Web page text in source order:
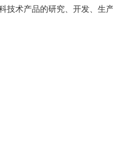
技术产品的研究、开发、生